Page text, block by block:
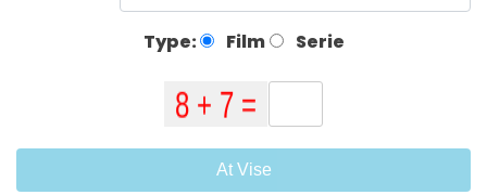
Type: Film Serie
At Vise